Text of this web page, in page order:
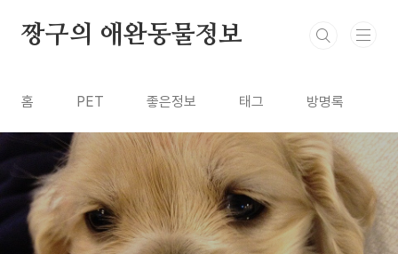
짱구의 애완동물정보
홈 PET 좋은정보 태그 방명록